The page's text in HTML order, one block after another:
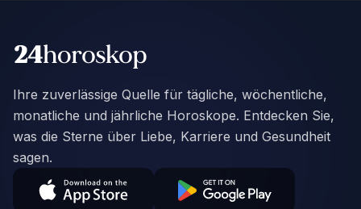
Ihre zuverlässige Quelle für tägliche, wöchentliche,
monatliche und jährliche Horoskope. Entdecken Sie,
was die Sterne über Liebe, Karriere und Gesundheit
sagen.